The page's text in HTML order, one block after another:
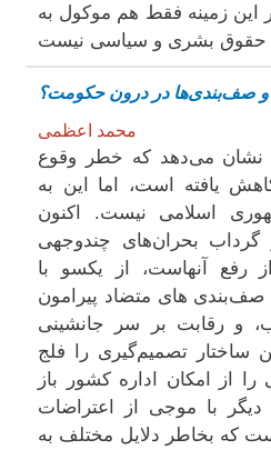
این زمینه فقط هم موکول به
و صف‌بندی‌ها در درون حکومت؟
محمد اعظمی
نشان می‌دهد که خطر وقوع
یافته است، اما این به
اسلامی نیست. اکنون
گرداب بحران‌های چندوجهی
رفع آنهاست، از یکسو با
صف‌بندی‌ های متضاد پیرامون
و رقابت بر سر جانشینی
ساختار تصمیم‌گیری را فلج
از امکان اداره‌ کشور باز
با موجی از اعتراضات
کە بخاطر دلایل مختلف به